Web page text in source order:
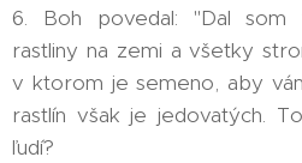
6. Boh povedal: "Dal som
rastliny na zemi a všetky
v ktorom je semeno, aby
rastlín však je jedovatých.
ľudí?